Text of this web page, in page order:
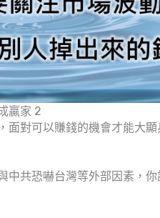
贏家 2
面對可以賺錢的機會才能大
共恐嚇台灣等外部因素，你